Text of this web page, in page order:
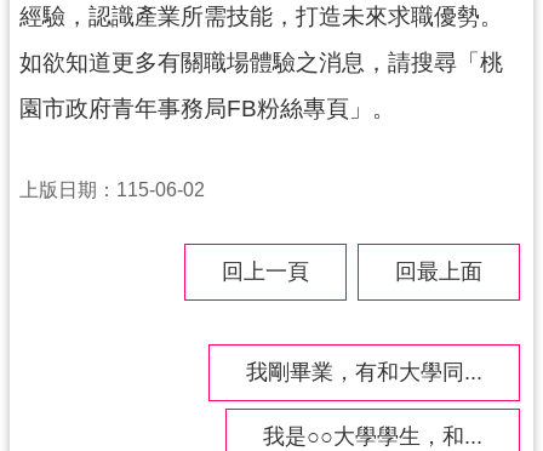
民
服
務
青
經驗，認識產業所需技能，打造未來求職優勢。
如欲知道更多有關職場體驗之消息，請搜尋「桃
園市政府青年事務局FB粉絲專頁」。
上版日期：115-06-02
回上一頁 回最上面
我剛畢業，有和大學同...
我是○○大學學生，和...